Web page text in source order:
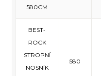
580CM
BEST-
ROCK
STROPNÍ
NOSNÍK
580